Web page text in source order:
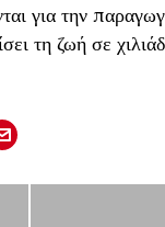
για την
τη ζωή σε